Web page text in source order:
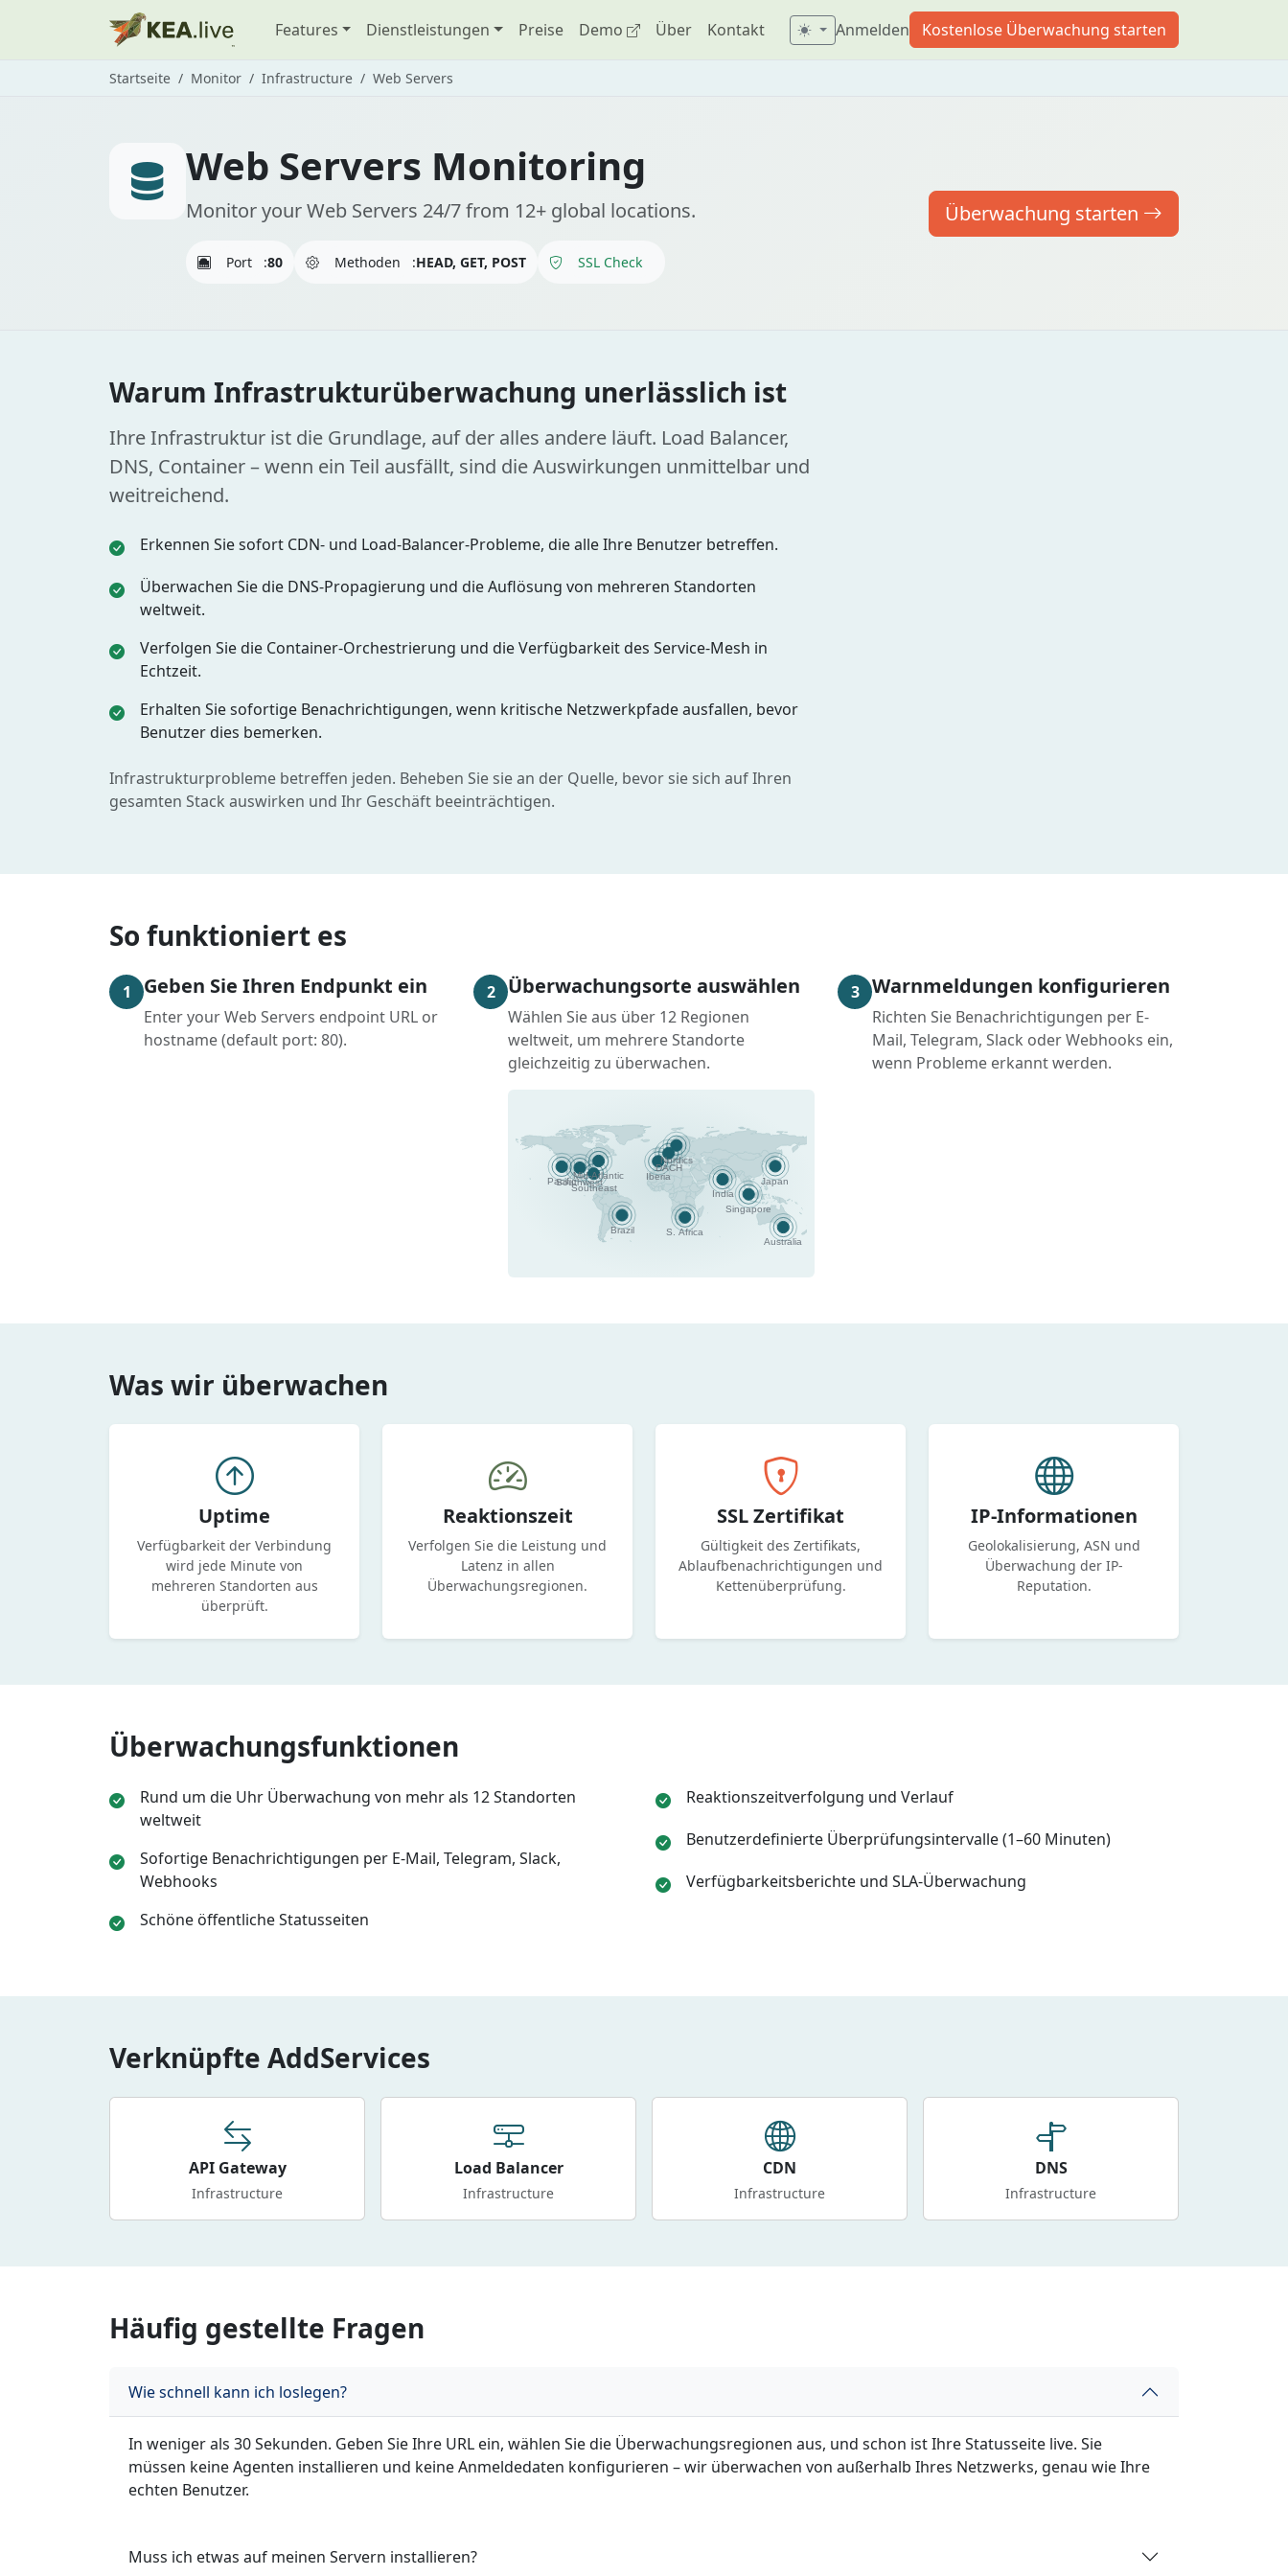
Features Dienstleistungen Preise Demo Über Kontakt Anmelden Kostenlose Überwachung starten
Startseite Monitor Infrastructure Web Servers
Web Servers Monitoring
Monitor your Web Servers 24/7 from 12+ global locations.
Port :80 Methoden :HEAD, GET, POST SSL Check
Überwachung starten
Warum Infrastrukturüberwachung unerlässlich ist
Ihre Infrastruktur ist die Grundlage, auf der alles andere läuft. Load Balancer,
DNS, Container – wenn ein Teil ausfällt, sind die Auswirkungen unmittelbar und
weitreichend.
Erkennen Sie sofort CDN- und Load-Balancer-Probleme, die alle Ihre Benutzer betreffen.
Überwachen Sie die DNS-Propagierung und die Auflösung von mehreren Standorten
weltweit.
Verfolgen Sie die Container-Orchestrierung und die Verfügbarkeit des Service-Mesh in
Echtzeit.
Erhalten Sie sofortige Benachrichtigungen, wenn kritische Netzwerkpfade ausfallen, bevor
Benutzer dies bemerken.
Infrastrukturprobleme betreffen jeden. Beheben Sie sie an der Quelle, bevor sie sich auf Ihren
gesamten Stack auswirken und Ihr Geschäft beeinträchtigen.
So funktioniert es
1 Geben Sie Ihren Endpunkt ein
Enter your Web Servers endpoint URL or
hostname (default port: 80).
2 Überwachungsorte auswählen
Wählen Sie aus über 12 Regionen
weltweit, um mehrere Standorte
gleichzeitig zu überwachen.
3 Warnmeldungen konfigurieren
Richten Sie Benachrichtigungen per E-
Mail, Telegram, Slack oder Webhooks ein,
wenn Probleme erkannt werden.
Was wir überwachen
Uptime
Verfügbarkeit der Verbindung
wird jede Minute von
mehreren Standorten aus
überprüft.
Reaktionszeit
Verfolgen Sie die Leistung und
Latenz in allen
Überwachungsregionen.
SSL Zertifikat
Gültigkeit des Zertifikats,
Ablaufbenachrichtigungen und
Kettenüberprüfung.
IP-Informationen
Geolokalisierung, ASN und
Überwachung der IP-
Reputation.
Überwachungsfunktionen
Rund um die Uhr Überwachung von mehr als 12 Standorten
weltweit
Sofortige Benachrichtigungen per E-Mail, Telegram, Slack,
Webhooks
Schöne öffentliche Statusseiten
Reaktionszeitverfolgung und Verlauf
Benutzerdefinierte Überprüfungsintervalle (1–60 Minuten)
Verfügbarkeitsberichte und SLA-Überwachung
Verknüpfte AddServices
API Gateway
Infrastructure
Load Balancer
Infrastructure
CDN
Infrastructure
DNS
Infrastructure
Häufig gestellte Fragen
Wie schnell kann ich loslegen?
In weniger als 30 Sekunden. Geben Sie Ihre URL ein, wählen Sie die Überwachungsregionen aus, und schon ist Ihre Statusseite live. Sie
müssen keine Agenten installieren und keine Anmeldedaten konfigurieren – wir überwachen von außerhalb Ihres Netzwerks, genau wie Ihre
echten Benutzer.
Muss ich etwas auf meinen Servern installieren?